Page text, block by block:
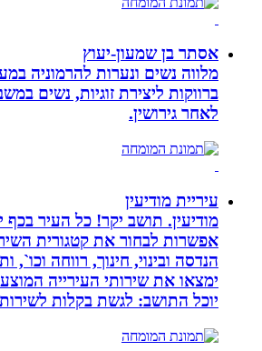
אסתר בן שמעון-יעוץ
מלווה נשים ונערות להרמוניה
ברווקות ליצירת זוגיות, נשים במשבר
לאחר גירושין.
עיריית מודיעין
מודיעין. תושב יקר! כל העיר בכף ידך!
אפשרות לבחור את קטגורית השירות
הנדסה ובינוי, חינוך, רווחה וכו`,
ימצאו את שירותי העירייה המוצעים.
יוכל התושב: לגשת בקלות לשירות